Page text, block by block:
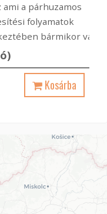
a párhuzamos
folyamatok
bármikor
Kosárba